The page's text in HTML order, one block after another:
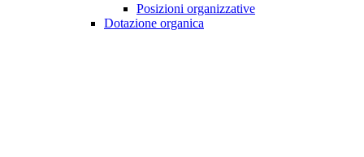
Posizioni organizzative
Dotazione organica